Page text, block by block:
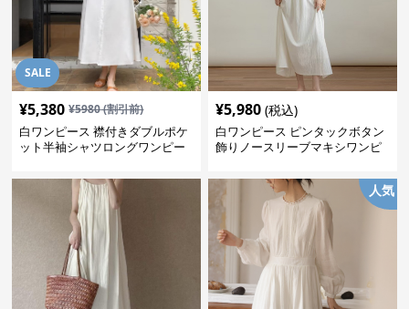
SALE
¥5,380 ¥5980(割引前)
白ワンピース 襟付きダブルポケ
ット半袖シャツロングワンピー
¥5,980 (税込)
白ワンピース ピンタックボタン
飾りノースリーブマキシワンピ
人気